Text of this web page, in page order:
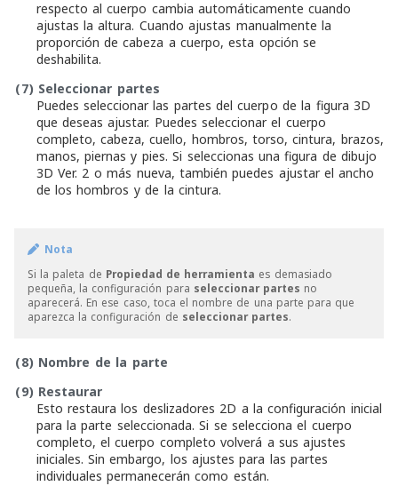
respecto al cuerpo cambia automáticamente cuando
ajustas la altura. Cuando ajustas manualmente la
proporción de cabeza a cuerpo, esta opción se
deshabilita.
(7) Seleccionar partes
Puedes seleccionar las partes del cuerpo de la figura 3D
que deseas ajustar. Puedes seleccionar el cuerpo
completo, cabeza, cuello, hombros, torso, cintura, brazos,
manos, piernas y pies. Si seleccionas una figura de dibujo
3D Ver. 2 o más nueva, también puedes ajustar el ancho
de los hombros y de la cintura.
Nota
Si la paleta de Propiedad de herramienta es demasiado
pequeña, la configuración para seleccionar partes no
aparecerá. En ese caso, toca el nombre de una parte para que
aparezca la configuración de seleccionar partes.
(8) Nombre de la parte
(9) Restaurar
Esto restaura los deslizadores 2D a la configuración inicial
para la parte seleccionada. Si se selecciona el cuerpo
completo, el cuerpo completo volverá a sus ajustes
iniciales. Sin embargo, los ajustes para las partes
individuales permanecerán como están.